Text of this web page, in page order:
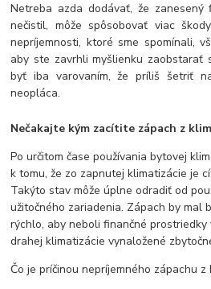
Netreba azda dodávať, že
nečistil, môže spôsobovať viac
nepríjemnosti, ktoré sme spomínali,
aby ste zavrhli myšlienku zaobstarať
byť iba varovaním, že príliš šetriť
neopláca.
Nečakajte kým zacítite zápach z
Po určitom čase používania bytovej
k tomu, že zo zapnutej klimatizácie je
Takýto stav môže úplne odradiť od
užitočného zariadenia. Zápach by mal
rýchlo, aby neboli finančné prostriedky
drahej klimatizácie vynaložené
Čo je príčinou nepríjemného zápachu z